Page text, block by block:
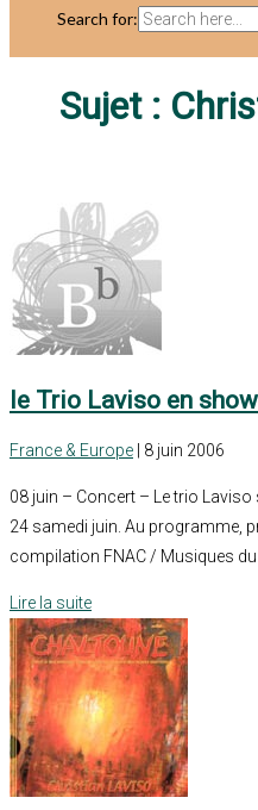
Search for:
Sujet :
le Trio Laviso en
France & Europe | 8 juin 2006
08 juin – Concert – Le trio
24 samedi juin. Au programme,
compilation FNAC / Musiques
Lire la suite